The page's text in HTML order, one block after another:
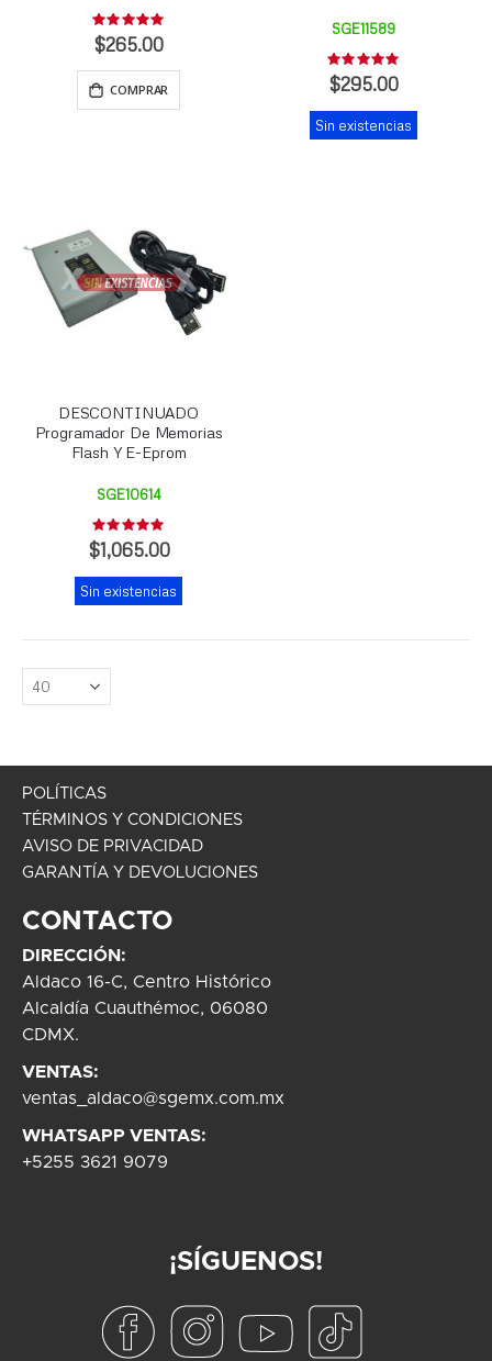
Rating:
0%
$265.00
COMPRAR
SGE11589
Rating:
0%
$295.00
Sin existencias
DESCONTINUADO
Programador De Memorias
Flash Y E-Eprom
SGE10614
Rating:
0%
$1,065.00
Sin existencias
POLÍTICAS
TÉRMINOS Y CONDICIONES
AVISO DE PRIVACIDAD
GARANTÍA Y DEVOLUCIONES
CONTACTO
DIRECCIÓN:
Aldaco 16-C, Centro Histórico
Alcaldía Cuauthémoc, 06080
CDMX.
VENTAS:
ventas_aldaco@sgemx.com.mx
WHATSAPP VENTAS:
+5255 3621 9079
¡SÍGUENOS!